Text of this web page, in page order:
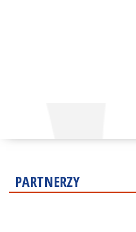
PARTNERZY